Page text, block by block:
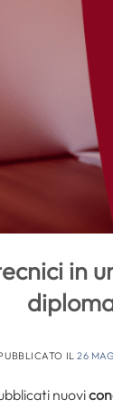
in
IL26
nuovi